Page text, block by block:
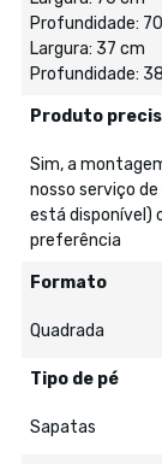
Profundidade:
Largura: 37 cm
Profundidade:
Produto
Sim, a
nosso serviço
está disponível)
preferência
Formato
Quadrada
Tipo de pé
Sapatas